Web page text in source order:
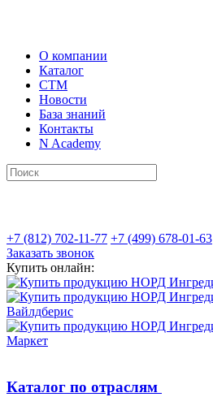
О компании
Каталог
СТМ
Новости
База знаний
Контакты
N Academy
+7 (812) 702-11-77 +7 (499) 678-01-63
Заказать звонок
Купить онлайн:
Каталог по отраслям